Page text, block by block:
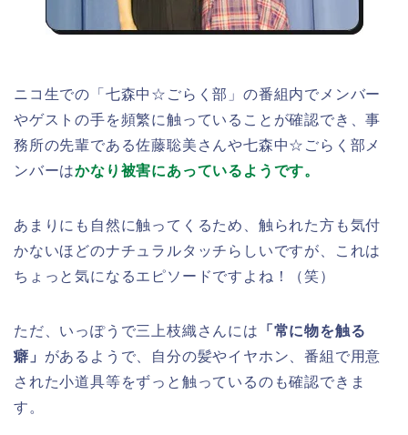
ニコ生での「七森中☆ごらく部」の番組内でメンバー
やゲストの手を頻繁に触っていることが確認でき、事
務所の先輩である佐藤聡美さんや七森中☆ごらく部メ
ンバーはかなり被害にあっているようです。
あまりにも自然に触ってくるため、触られた方も気付
かないほどのナチュラルタッチらしいですが、これは
ちょっと気になるエピソードですよね！（笑）
ただ、いっぽうで三上枝織さんには
「常に物を触る
癖」 があるようで、自分の髪やイヤホン、番組で用意
された小道具等をずっと触っているのも確認できま
す。